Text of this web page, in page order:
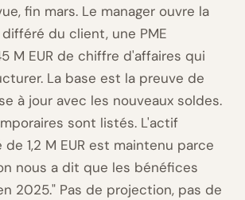
fin mars. Le manager ouvre la
du client, une PME
M EUR de chiffre d'affaires qui
La base est la preuve de
à jour avec les nouveaux soldes.
sont listés. L'actif
1,2 M EUR est maintenu parce
nous a dit que les bénéfices
2025." Pas de projection, pas de